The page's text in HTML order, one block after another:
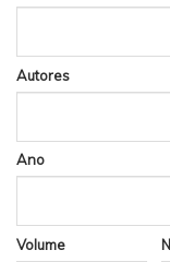
Autores
Ano
Volume